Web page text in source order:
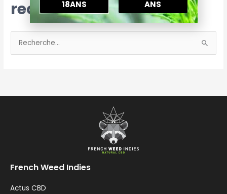
recherche
e
r
French Weed Indies
Actus CBD
18ANS ANS